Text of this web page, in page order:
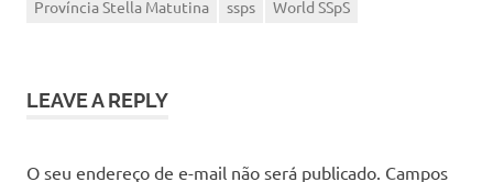
Província Stella Matutina
ssps World SSpS
LEAVE A REPLY
O seu endereço de e-mail não será publicado. Campos